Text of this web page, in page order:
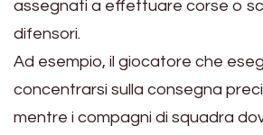
assegnati a effettuare corse o
difensori.
Ad esempio, il giocatore che
concentrarsi sulla consegna
mentre i compagni di squadra